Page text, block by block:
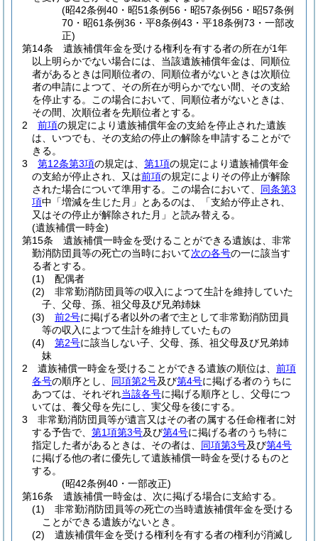
(昭42条例40・昭51条例56・昭57条例56・昭57条例
70・昭61条例36・平8条例43・平18条例73・一部改
正)
第14条
遺族補償年金を受ける権利を有する者の所在が1年
以上明らかでない場合には、当該遺族補償年金は、同順位
者があるときは同順位者の、同順位者がないときは次順位
者の申請によつて、その所在が明らかでない間、その支給
を停止する。
この場合において、同順位者がないときは、
その間、次順位者を先順位者とする。
2
前項の規定により遺族補償年金の支給を停止された遺族
は、いつでも、その支給の停止の解除を申請することがで
きる。
3
第12条第3項の規定は、 第1項の規定により遺族補償年金
の支給が停止され、又は前項の規定によりその停止が解除
された場合について準用する。
この場合において、 同条第3
項中「増減を生じた月」とあるのは、「支給が停止され、
又はその停止が解除された月」と読み替える。
(遺族補償一時金)
第15条
遺族補償一時金を受けることができる遺族は、非常
勤消防団員等の死亡の当時において次の各号の一に該当す
る者とする。
(1)
配偶者
(2)
非常勤消防団員等の収入によつて生計を維持していた
子、父母、孫、祖父母及び兄弟姉妹
(3)
前2号に掲げる者以外の者で主として非常勤消防団員
等の収入によつて生計を維持していたもの
(4)
第2号に該当しない子、父母、孫、祖父母及び兄弟姉
妹
2
遺族補償一時金を受けることができる遺族の順位は、 前項
各号の順序とし、 同項第2号及び第4号に掲げる者のうちに
あつては、それぞれ当該各号に掲げる順序とし、父母につ
いては、養父母を先にし、実父母を後にする。
3
非常勤消防団員等が遺言又はその者の属する任命権者に対
する予告で、 第1項第3号及び第4号に掲げる者のうち特に
指定した者があるときは、その者は、 同項第3号及び第4号
に掲げる他の者に優先して遺族補償一時金を受けるものと
する。
(昭42条例40・一部改正)
第16条
遺族補償一時金は、次に掲げる場合に支給する。
(1)
非常勤消防団員等の死亡の当時遺族補償年金を受ける
ことができる遺族がないとき。
(2)
遺族補償年金を受ける権利を有する者の権利が消滅し